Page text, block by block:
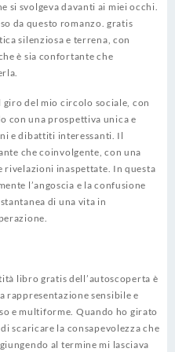
si svolgeva davanti ai miei occhi.
da questo romanzo. gratis
silenziosa e terrena, con
è sia confortante che
del mio circolo sociale, con
con una prospettiva unica e
e dibattiti interessanti. Il
che coinvolgente, con una
rivelazioni inaspettate. In questa
l’angoscia e la confusione
di una vita in
libro gratis dell’autoscoperta è
rappresentazione sensibile e
e multiforme. Quando ho girato
scaricare la consapevolezza che
al termine mi lasciava